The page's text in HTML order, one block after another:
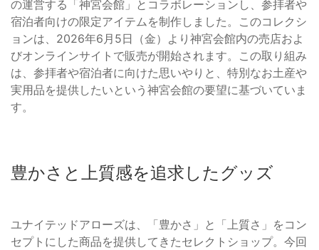
の運営する「神宮会館」とコラボレーションし、参拝者や
宿泊者向けの限定アイテムを制作しました。このコレクシ
ョンは、2026年6月5日（金）より神宮会館内の売店およ
びオンラインサイトで販売が開始されます。この取り組み
は、参拝者や宿泊者に向けた思いやりと、特別なお土産や
実用品を提供したいという神宮会館の要望に基づいていま
す。
豊かさと上質感を追求したグッズ
ユナイテッドアローズは、「豊かさ」と「上質さ」をコン
セプトにした商品を提供してきたセレクトショップ。今回